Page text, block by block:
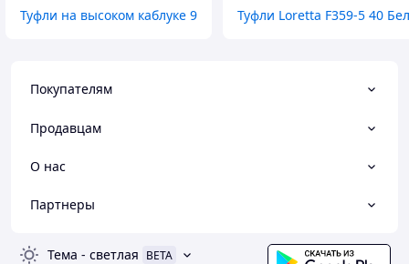
Туфли на высоком каблуке 9 Туфли Loretta F359-5 40
Покупателям
Продавцам
О нас
Партнеры
Тема - светлая BETA